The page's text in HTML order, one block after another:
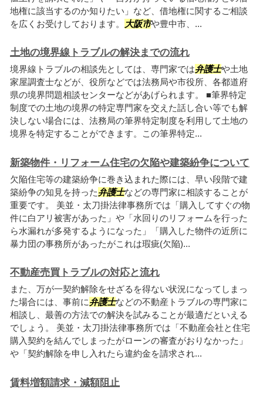
地権に該当するのか知りたい」など、借地権に関するご相談
を広くお受けしております。
大阪市や豊中市、...
土地の境界線トラブルの解決までの流れ
境界線トラブルの相談先としては、専門家では弁護士や土地
家屋調査士などが、役所などでは法務局や市役所、各都道府
県の境界問題相談センターなどがあげられます。 ■筆界特定
制度での土地の境界の特定専門家を交えた話し合い等でも解
決しない場合には、法務局の筆界特定制度を利用して土地の
境界を特定することができます。この筆界特定...
新築物件・リフォーム住宅の欠陥や建築紛争について
欠陥住宅等の建築紛争に巻き込まれた際には、早い段階で建
築紛争の知見を持った弁護士などの専門家に相談することが
重要です。 美並・太刀掛法律事務所では「購入してすぐの物
件に白アリ被害があった」や「水回りのリフォームを行った
ら水漏れが多発するようになった」「購入した物件の近所に
暴力団の事務所があったがこれは瑕疵(欠陥)...
不動産売買トラブルの対応と流れ
また、万が一契約解除をせざるを得ない状況になってしまっ
た場合には、事前に弁護士などの不動産トラブルの専門家に
相談し、最善の方法での解決を試みることが最適だといえる
でしょう。 美並・太刀掛法律事務所では「不動産会社と住宅
購入契約を結んでしまったがローンの審査がおりなかった」
や「契約解除を申し入れたら違約金を請求され...
賃料増額請求・減額阻止